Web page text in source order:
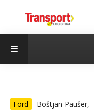
Ford Boštjan Paušer,